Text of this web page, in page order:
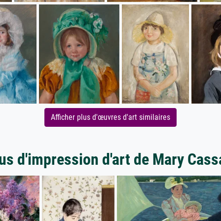
Afficher plus d'œuvres d'art similaires
d'impression d'art de Mary